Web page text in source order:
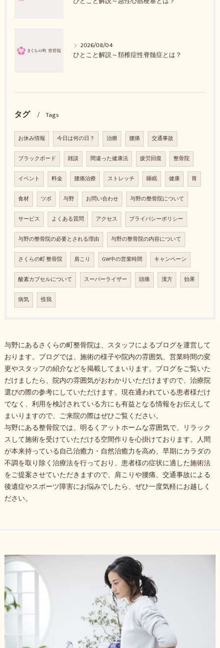
2026/08/04
ひとこと解説～頚椎症性脊髄症とは？
タグ Tags
お休み情報 今日は何の日？ 治療 腰痛 交通事故
ブラックボード 雑談 間違った健康法 疲労回復 整骨院
イベント 料金 腰痛治療 ストレッチ 睡眠 健康 胃
食材 ツボ 与野 お問い合わせ 与野の整骨院について
サービス よくある質問 アクセス プライバシーポリシー
与野の整骨院の必要とされる理由 与野の整骨院の内容について
さくらの町 整骨院 肩こり GW中の営業時間 キャンペーン
酸素カプセルについて スーパーライザー 頭痛 漢方 効果
病気 怪我
与野にあるさくらの町整骨院は、スタッフによるブログを運営して
おります。ブログでは、施術の様子や院内の雰囲気、営業時間の変
更やスタッフの紹介などを掲載してまいります。ブログをご覧いた
だけましたら、院内の雰囲気がおわかりいただけますので、治療院
選びの際の参考にしていただけます。現在通われている患者様だけ
でなく、利用を検討されている方にも有益となる情報をお伝えして
まいりますので、ご来院の際はぜひご覧ください。
与野にある整骨院では、明るくアットホームな雰囲気で、リラック
スして施術を受けていただける空間作りを心掛けております。人間
が本来持っている自己治癒力・自然治癒力を高め、早期にカラダの
不調を取り除く治療法を行っており、患者様の症状に適した施術法
をご提案させていただきますので、肩こりや腰痛、交通事故による
後遺症やスポーツ障害にお悩みでしたら、ぜひ一度気軽にお越しく
ださい。